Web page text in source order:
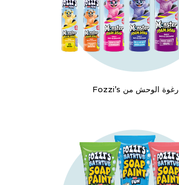
رغوة الوحش من Fozzi’s